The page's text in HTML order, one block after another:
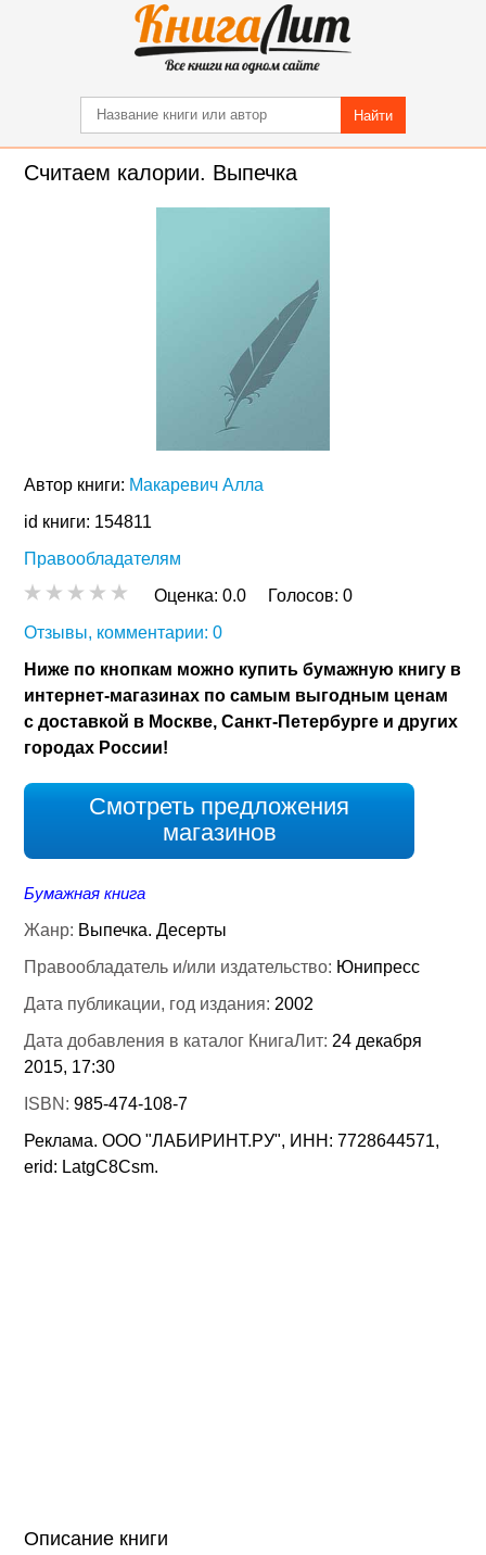
Найти
Считаем калории. Выпечка
Автор книги: Макаревич Алла
id книги: 154811
Правообладателям
Оценка:0.0 Голосов:0
Отзывы, комментарии: 0
Ниже по кнопкам можно купить бумажную книгу в
интернет-магазинах по самым выгодным ценам
с доставкой в Москве, Санкт-Петербурге и других
городах России!
Смотреть предложения
магазинов
Бумажная книга
Жанр: Выпечка. Десерты
Правообладатель и/или издательство: Юнипресс
Дата публикации, год издания: 2002
Дата добавления в каталог КнигаЛит: 24 декабря
2015, 17:30
ISBN:985-474-108-7
Реклама. ООО "ЛАБИРИНТ.РУ", ИНН: 7728644571,
erid: LatgC8Csm.
Описание книги